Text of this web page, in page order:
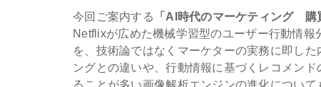
今回ご案内する
「AI時代のマーケティング 購
Netflixが広めた機械学習型のユーザー行動情報
を、技術論ではなくマーケターの実務に即し
ングとの違いや、行動情報に基づくレコメン
ることが多い画像解析エンジンの進化につい